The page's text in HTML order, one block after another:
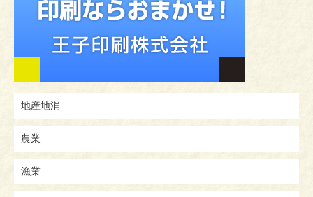
地産地消
農業
漁業